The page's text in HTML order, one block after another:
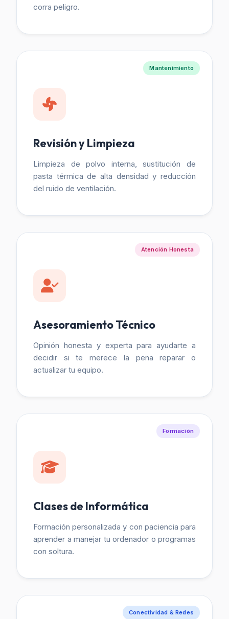
corra peligro.
Mantenimiento
Revisión y Limpieza
Limpieza de polvo interna, sustitución de
pasta térmica de alta densidad y reducción
del ruido de ventilación.
Atención Honesta
Asesoramiento Técnico
Opinión honesta y experta para ayudarte a
decidir si te merece la pena reparar o
actualizar tu equipo.
Formación
Clases de Informática
Formación personalizada y con paciencia para
aprender a manejar tu ordenador o programas
con soltura.
Conectividad & Redes